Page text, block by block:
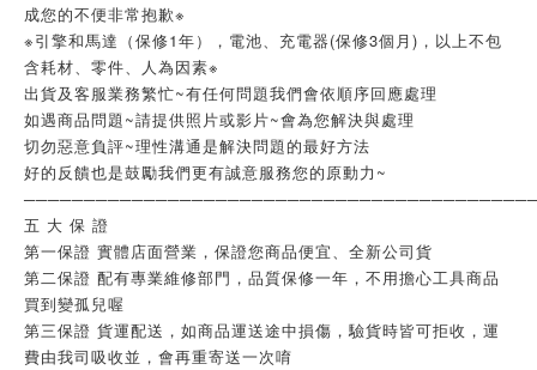
成您的不便非常抱歉※
※引擎和馬達（保修1年），電池、充電器(保修3個月)，以上不包
含耗材、零件、人為因素※
出貨及客服業務繁忙~有任何問題我們會依順序回應處理
如遇商品問題~請提供照片或影片~會為您解決與處理
切勿惡意負評~理性溝通是解決問題的最好方法
好的反饋也是鼓勵我們更有誠意服務您的原動力~
五 大 保 證
第一保證 實體店面營業，保證您商品便宜、全新公司貨
第二保證 配有專業維修部門，品質保修一年，不用擔心工具商品
買到變孤兒喔
第三保證 貨運配送，如商品運送途中損傷，驗貨時皆可拒收，運
費由我司吸收並，會再重寄送一次唷